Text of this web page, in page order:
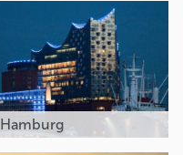
Hamburg